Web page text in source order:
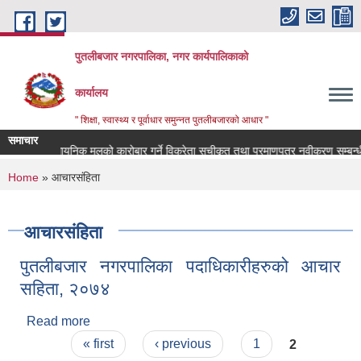
Skip to main content
पुतलीबजार नगरपालिका, नगर कार्यपालिकाको
कार्यालय
" शिक्षा, स्वास्थ्य र पूर्वाधार समुन्नत पुतलीबजारको आधार "
समाचार
प्राप्त रासायनिक मलको कारोबार गर्ने विक्रेता सूचीकृत तथा प्रमाणपत्र नवीकरण
You are here
Home » आचारसंहिता
आचारसंहिता
पुतलीबजार नगरपालिका पदाधिकारीहरुको आचार
सहिता, २०७४
Read more
सहिता, २०७४
Pages« first ‹ previous 1 2